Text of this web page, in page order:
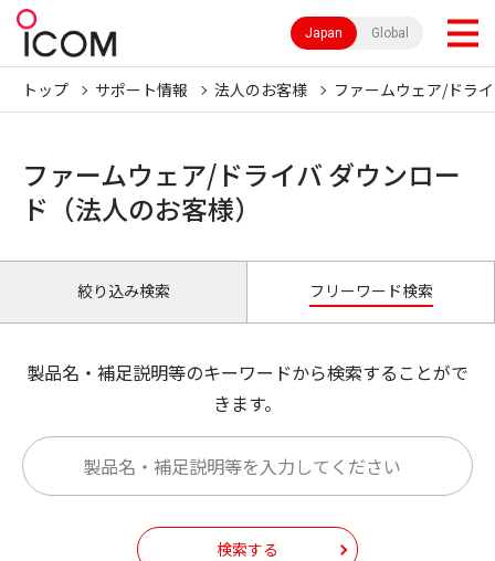
Japan Global
トップ サポート情報 法人のお客様 ファームウェア/ドラ
ファームウェア/ドライバ ダウンロー
ド（法人のお客様）
絞り込み検索 フリーワード検索
製品名・補足説明等のキーワードから検索することがで
きます。
検索する